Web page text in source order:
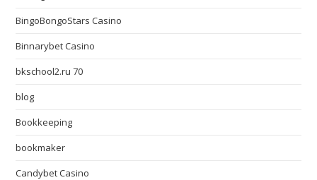
BingoBongoStars Casino
Binnarybet Casino
bkschool2.ru 70
blog
Bookkeeping
bookmaker
Candybet Casino